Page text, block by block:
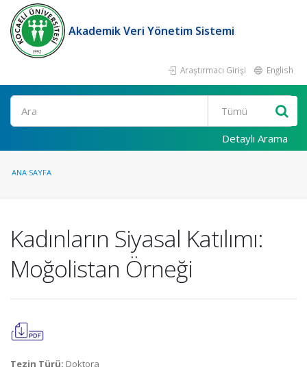
Akademik Veri Yönetim Sistemi
Araştırmacı Girişi English
Ara
Detaylı Arama
ANA SAYFA
Kadınların Siyasal Katılımı:
Moğolistan Örneği
Tezin Türü: Doktora